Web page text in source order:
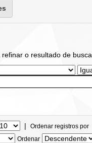
o resultado de busca.
| Ordenar registros por
Ordenar